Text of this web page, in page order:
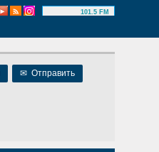
101.5 FM
✉ Отправить